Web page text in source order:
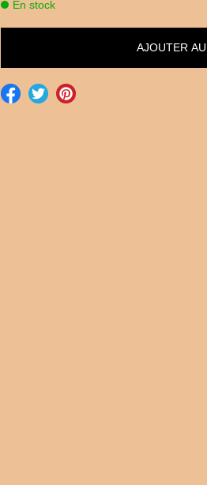
En stock